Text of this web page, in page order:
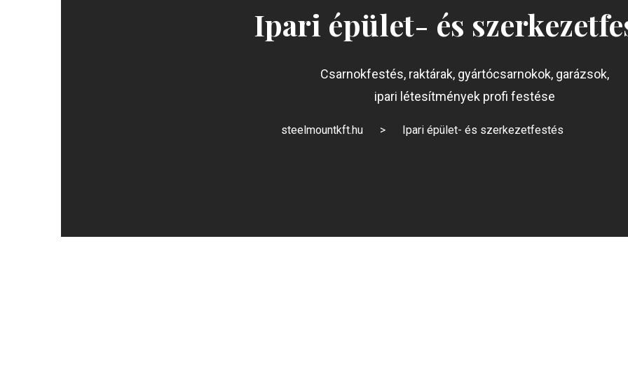
Ipari épület- és
Csarnokfestés, raktárak, gyártócsarnokok, garázsok,
ipari létesítmények profi festése
steelmountkft.hu > Ipari épület- és szerkezetfestés